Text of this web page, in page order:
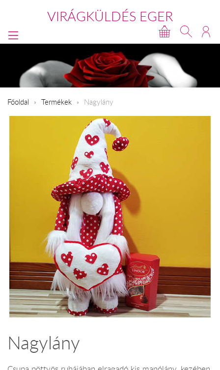
VIRÁGKÜLDÉS EGER
Főoldal Termékek Nagylány
Nagylány